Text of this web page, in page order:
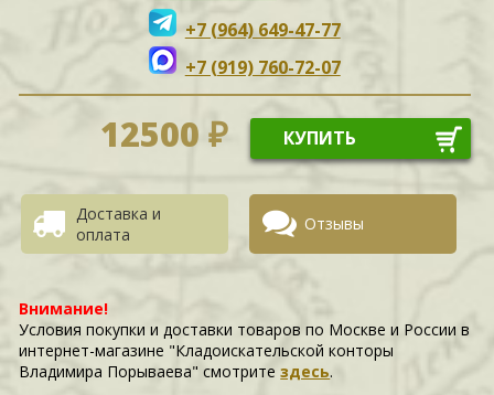
+7 (964) 649-47-77
+7 (919) 760-72-07
12500 ₽ КУПИТЬ
Доставка и
оплата
Отзывы
Внимание!
Условия покупки и доставки товаров по Москве и России в
интернет-магазине "Кладоискательской конторы
Владимира Порываева" смотритездесь.